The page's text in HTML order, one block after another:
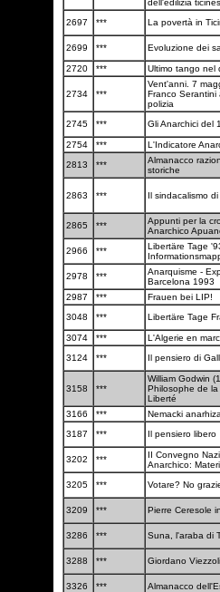
dell'edilizia
2697 *** La povertà in
2699 *** Evoluzione dei
2720 *** Ultimo tango nel
2734 ***
Vent'anni. 7
Franco Serantini
polizia
2745 *** Gli Anarchici del
2754 *** L'Indicatore
2813
***
Almanacco
storiche
2863 *** Il sindacalismo
2865 ***
Appunti per la
Anarchico
2966
***
Libertäre Tage
2978 ***
Anarquisme -
Barcelona 1993
2987 *** Frauen bei LIP!
3048
*** Libertäre Tage
3074 *** L'Algerie en
3124
*** Il pensiero di
3158 ***
William Godwin
Philosophe de
Liberté
3166 *** Nemacki
3187
*** Il pensiero libero
3202 ***
II Convegno
Anarchico:
3205
*** Votare? No
3209 *** Pierre Ceresole
3286 *** Suna, l'araba di
3288 *** Giordano Viezzoli
3326 *** Almanacco